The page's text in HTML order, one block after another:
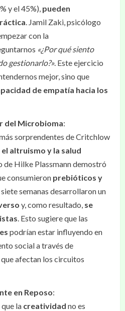
y el 45%), pueden
. Jamil Zaki, psicólogo
con la
«¿Por qué siento
gestionarlo?». Este ejercicio
mejor, sino que
de empatía hacia los
del Microbioma:
sorprendentes de Critchlow
altruismo y la salud
de Hilke Plassmann demostró
consumieron prebióticos y
semanas desarrollaron un
y, como resultado, se
. Esto sugiere que las
podrían estar influyendo en
social a través de
que afectan los circuitos
en Reposo:
la creatividad no es